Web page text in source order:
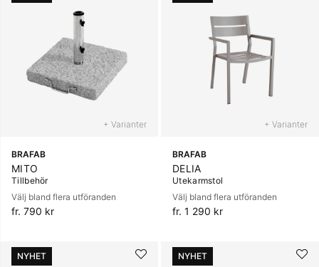
+ Varianter
BRAFAB
MITO
Tillbehör
Välj bland flera utföranden
fr. 790 kr
+ Varianter
BRAFAB
DELIA
Utekarmstol
Välj bland flera utföranden
fr. 1 290 kr
NYHET NYHET